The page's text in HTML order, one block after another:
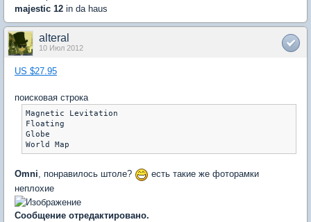
majestic 12 in da haus
alteral
10 Июл 2012
US $27.95
поисковая строка
Magnetic Levitation
Floating
Globe
Omni, понравилось штоле?
есть такие же фоторамки
неплохие
Сообщение отредактировано.